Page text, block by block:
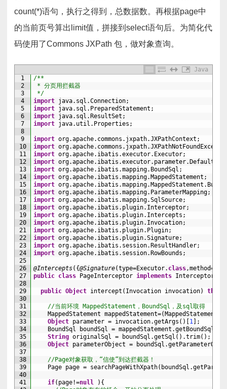
count(*)语句，执行之得到，总数据数。再根据page中
的当前页号算出limit值，拼接到select语句后。为简化代
码使用了Commons JXPath 包，做对象查询。
Java
1
2
3
4
5
6
7
8
9
10
11
12
13
14
15
16
17
18
19
20
21
22
23
24
25
26
27
28
29
30
31
32
33
34
35
36
37
38
39
40
41
/**
* 分页用拦截器
*/
import java. sql .Connection;
import java. sql . PreparedStatement ;
import java. sql . ResultSet ;
import java. util . Properties ;
import org.apache. commons . jxpath.JXPathContext ;
import org.apache. commons . jxpath.
import org.apache. ibatis .executor. Executor;
import org.apache. ibatis .executor. parameter.
import org.apache. ibatis .mapping. BoundSql ;
import org.apache. ibatis .mapping. MappedStatement ;
import org.apache. ibatis .mapping. MappedStatement .
import org.apache. ibatis .mapping. ParameterMapping;
import org.apache. ibatis .mapping.SqlSource;
import org.apache. ibatis . plugin. Interceptor;
import org.apache. ibatis . plugin. Intercepts ;
import org.apache. ibatis . plugin. Invocation;
import org.apache. ibatis . plugin. Plugin;
import org.apache. ibatis . plugin.Signature;
import org.apache. ibatis . session. ResultHandler;
import org.apache. ibatis . session. RowBounds ;
@Intercepts( {@Signature(type=Executor. class,method=
public class PageInterceptor implements Interceptor
public Object intercept ( Invocation invocation)
//当前环境 MappedStatement，BoundSql，及sql取得
MappedStatement mappedStatement=( MappedStatement
Object parameter = invocation.getArgs ( ) 1
;
BoundSql
boundSql = mappedStatement .getBoundSql
String originalSql = boundSql .getSql ( ) .trim( ) ;
Object parameterObject = boundSql .
//Page对象获取，“信使”到达拦截器！
Page page = searchPageWithXpath( boundSql .
if( page !=null ) {